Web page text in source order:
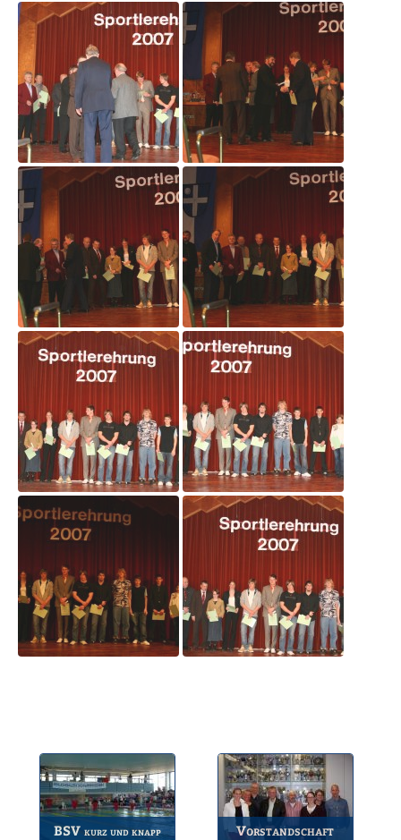
BSV kurz und knapp Vorstandschaft